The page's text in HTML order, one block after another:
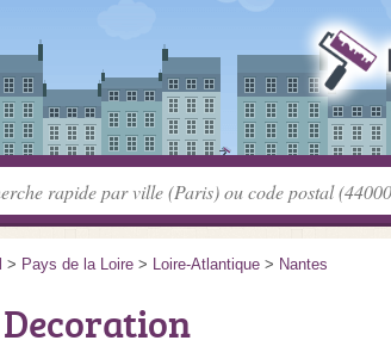
> Pays de la Loire > Loire-Atlantique > Nantes